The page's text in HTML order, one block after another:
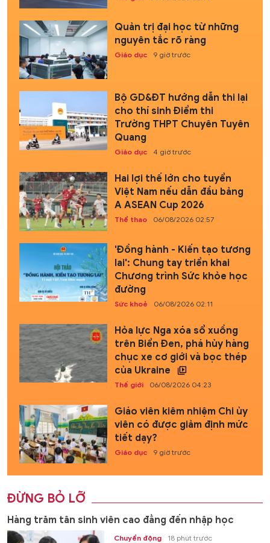
Quản trị đại học từ những
nguyên tắc rõ ràng
Giáo dục 9 giờ trước
Bộ GD&ĐT hướng dẫn thi lại
cho thí sinh Điểm thi
Trường THPT Chuyên Tuyên
Quang
Giáo dục 4 giờ trước
Hai lợi thế lớn cho tuyển
Việt Nam nếu dẫn đầu bảng
A ASEAN Cup 2026
Thể thao 06/08/2026 02:57
'Đồng hành - Kiến tạo tương
lai': Chung tay triển khai
Chương trình Sức khỏe học
đường
Sức khoẻ 06/08/2026 02:11
Hỏa lực Nga xóa sổ xuồng
trên Biển Đen, phá hủy hàng
chục xe cơ giới và bọc thép
của Ukraine
Thế giới 06/08/2026 04:23
Giáo viên kiêm nhiệm Chi ủy
viên có được giảm định mức
tiết dạy?
Giáo dục 9 giờ trước
ĐỪNG BỎ LỠ
Hàng trăm tân sinh viên cao đẳng đến nhập học
Chuyển động 18 phút trước